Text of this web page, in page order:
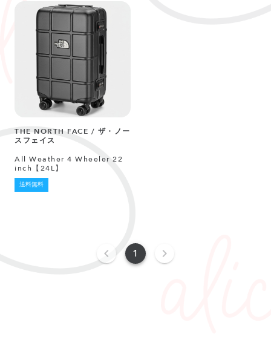
THE NORTH FACE / ザ・ノー
スフェイス
All Weather 4 Wheeler 22
inch【24L】
送料無料
1